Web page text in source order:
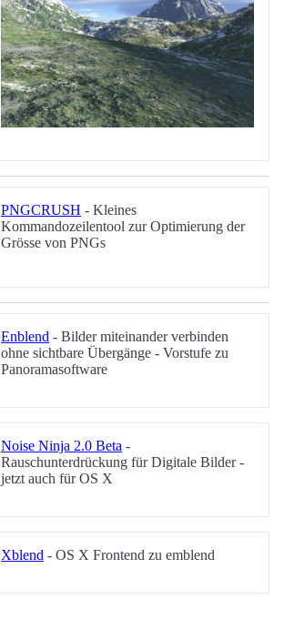
PNGCRUSH - Kleines
Kommandozeilentool zur Optimierung der
Grösse von PNGs
Enblend - Bilder miteinander verbinden
ohne sichtbare Übergänge - Vorstufe zu
Panoramasoftware
Noise Ninja 2.0 Beta -
Rauschunterdrückung für Digitale Bilder -
jetzt auch für OS X
Xblend - OS X Frontend zu emblend